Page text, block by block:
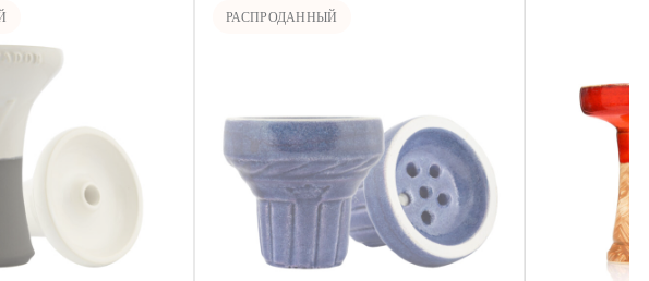
РАСПРОДАННЫЙ